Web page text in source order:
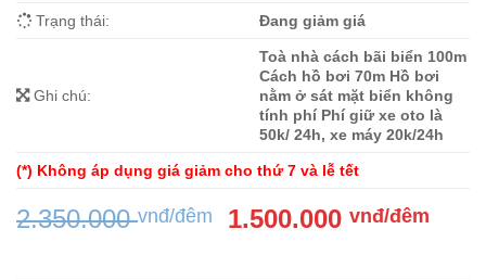
Trạng thái: Đang giảm giá
Ghi chú:
Toà nhà cách bãi biển 100m
Cách hồ bơi 70m Hồ bơi
nằm ở sát mặt biển không
tính phí Phí giữ xe oto là
50k/ 24h, xe máy 20k/24h
(*) Không áp dụng giá giảm cho thứ 7 và lễ tết
2.350.000vnđ/đêm
Giá
1.500.000vnđ/đêm